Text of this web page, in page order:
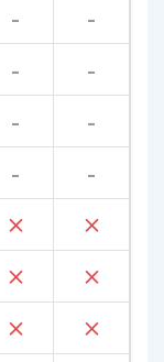
- -
- -
- -
- -
× ×
× ×
× ×